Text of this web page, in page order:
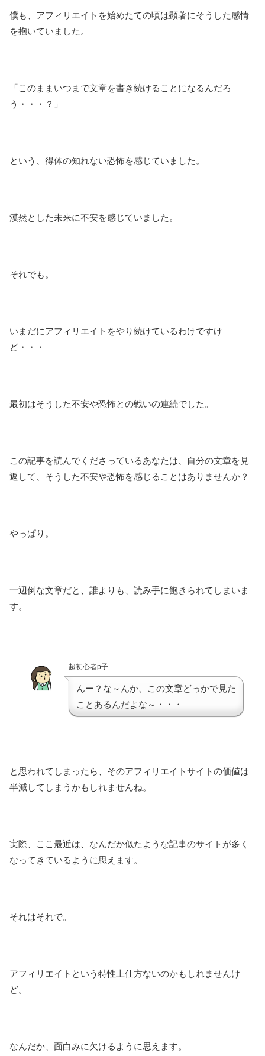
僕も、アフィリエイトを始めたての頃は顕著にそうした感情
を抱いていました。
「このままいつまで文章を書き続けることになるんだろ
う・・・？」
という、得体の知れない恐怖を感じていました。
漠然とした未来に不安を感じていました。
それでも。
いまだにアフィリエイトをやり続けているわけですけ
ど・・・
最初はそうした不安や恐怖との戦いの連続でした。
この記事を読んでくださっているあなたは、自分の文章を見
返して、そうした不安や恐怖を感じることはありませんか？
やっぱり。
一辺倒な文章だと、誰よりも、読み手に飽きられてしまいま
す。
超初心者p子
んー？な～んか、この文章どっかで見た
ことあるんだよな～・・・
と思われてしまったら、そのアフィリエイトサイトの価値は
半減してしまうかもしれませんね。
実際、ここ最近は、なんだか似たような記事のサイトが多く
なってきているように思えます。
それはそれで。
アフィリエイトという特性上仕方ないのかもしれませんけ
ど。
なんだか、面白みに欠けるように思えます。